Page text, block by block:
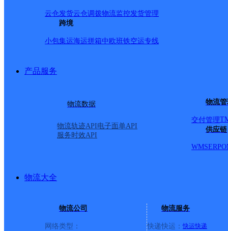
云仓发货云仓调拨物流监控发货管理
跨境
小包集运海运拼箱中欧班铁空运专线
产品服务
物流数据
物流轨迹API电子面单API
服务时效API
物流
交付管理
供应链
WMSERP
物流大全
物流公司
网络类型：
物流服务
快递快运： 快运快递